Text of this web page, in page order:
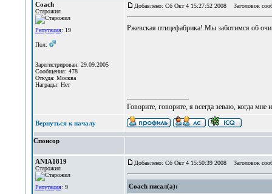
Coach
Старожил
Репутация: 19
Пол:
Зарегистрирован: 29.09.2005
Сообщения: 478
Откуда: Москва
Награды: Нет
Добавлено: Сб Окт 4 15:27:52 2008 Заголовок
Ржевская птицефабрика! Мы заботимся об
Говорите, говорите, я всегда зеваю, когда мне
Вернуться к началу
Спонсор
ANIA1819
Старожил
Репутация: 9
Добавлено: Сб Окт 4 15:50:39 2008 Заголовок
Coach писал(а):